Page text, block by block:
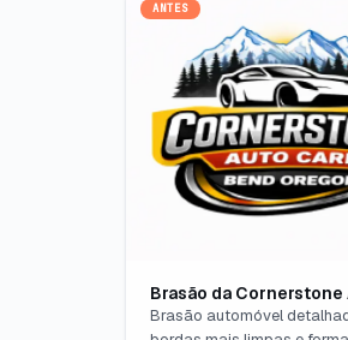
ANTES
Brasão da Cornerstone
Brasão automóvel